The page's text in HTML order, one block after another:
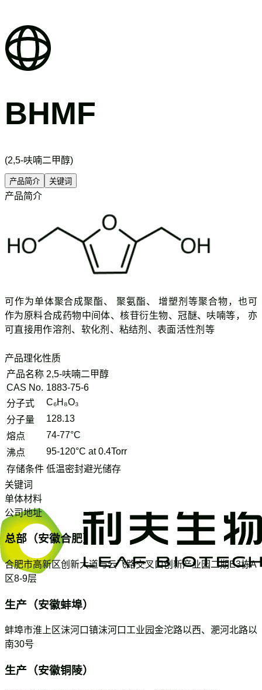
BHMF
(2,5-呋喃二甲醇)
产品简介 关键词
产品简介
可作为单体聚合成聚酯、 聚氨酯、 增塑剂等聚合物，也可
作为原料合成药物中间体、核苷衍生物、冠醚、呋喃等， 亦
可直接用作溶剂、软化剂、粘结剂、表面活性剂等
产品理化性质
产品名称 2,5-呋喃二甲醇
CAS No. 1883-75-6
分子式
C₆H₈O₃
分子量
128.13
熔点
74-77°C
沸点
95-120°C at 0.4Torr
存储条件 低温密封避光储存
关键词
单体材料
公司地址
总部（安徽合肥）
合肥市高新区创新大道与云飞路交叉口创新产业园二期E3栋A
区8-9层
生产（安徽蚌埠）
蚌埠市淮上区沫河口镇沫河口工业园金沱路以西、淝河北路以
南30号
生产（安徽铜陵）